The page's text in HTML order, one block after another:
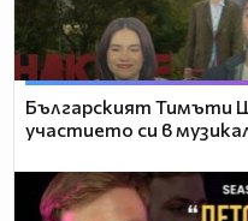
Българският Тимъти
участието си в